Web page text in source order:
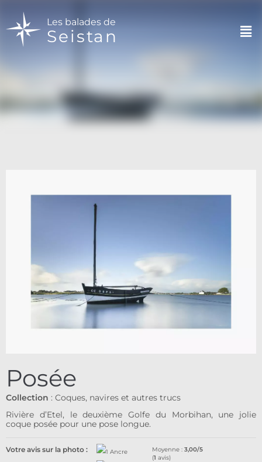
Les balades de
Seistan
Posée
Collection : Coques, navires et autres trucs
Rivière d’Etel, le deuxième Golfe du Morbihan, une jolie
coque posée pour une pose longue.
Votre avis sur la photo : Moyenne : 3,00/5
(1 avis)